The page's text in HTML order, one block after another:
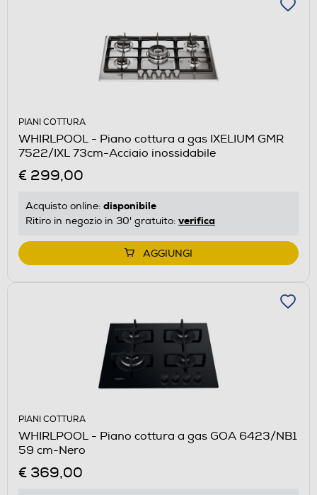
PIANI COTTURA
WHIRLPOOL - Piano cottura a gas IXELIUM GMR
7522/IXL 73cm-Acciaio inossidabile
€ 299,00
Acquisto online: disponibile
Ritiro in negozio in 30' gratuito: verifica
AGGIUNGI
PIANI COTTURA
WHIRLPOOL - Piano cottura a gas GOA 6423/NB1
59 cm-Nero
€ 369,00